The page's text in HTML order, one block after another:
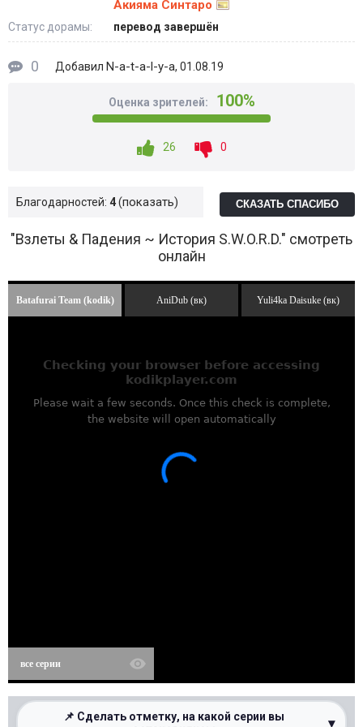
Акияма Синтаро
Статус дорамы: перевод завершён
0 Добавил N-a-t-a-l-y-a, 01.08.19
Оценка зрителей: 100%
26 0
Благодарностей: 4 показать СКАЗАТЬ СПАСИБО
"Взлеты & Падения ~ История S.W.O.R.D." смотреть
онлайн
Batafurai Team (kodik) AniDub (вк) Yuli4ka Daisuke (вк)
все серии
📌 Сделать отметку, на какой серии вы
▾